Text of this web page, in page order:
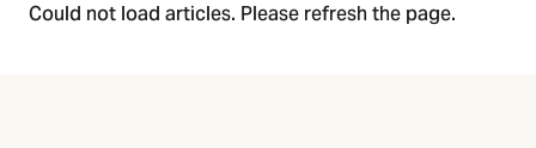
Could not load articles. Please refresh the page.